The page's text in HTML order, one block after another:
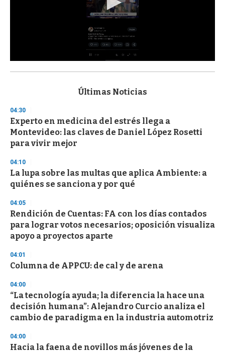
s
d
s
o
f
3
s
e
c
o
d
s
Últimas Noticias
04:30
Experto en medicina del estrés llega a
Montevideo: las claves de Daniel López Rosetti
para vivir mejor
04:10
La lupa sobre las multas que aplica Ambiente: a
quiénes se sanciona y por qué
04:05
Rendición de Cuentas: FA con los días contados
para lograr votos necesarios; oposición visualiza
apoyo a proyectos aparte
04:01
Columna de APPCU: de cal y de arena
04:00
“La tecnología ayuda; la diferencia la hace una
decisión humana”: Alejandro Curcio analiza el
cambio de paradigma en la industria automotriz
04:00
Hacia la faena de novillos más jóvenes de la